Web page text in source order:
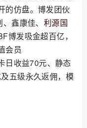
的仿盘。博发团伙
鑫康佳、 利源国
博发吸金超百亿，
会员
日收益70元、静态
五级永久返佣，模